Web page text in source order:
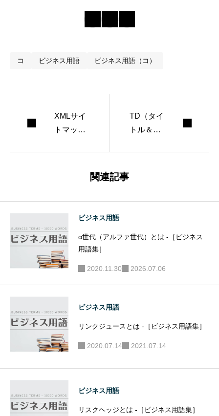
コ ビジネス用語 ビジネス用語（コ）
XMLサイ
トマップ
TD（タイ
トル＆デ
関連記事
ビジネス用語
α世代（アルファ世代）とは -［ビジネス
用語集］
2020.11.30 2026.07.06
ビジネス用語
リンクジュースとは -［ビジネス用語集］
2020.07.14 2021.07.14
ビジネス用語
リスクヘッジとは -［ビジネス用語集］